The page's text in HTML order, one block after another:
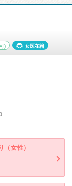
) 女医在籍
（女性）